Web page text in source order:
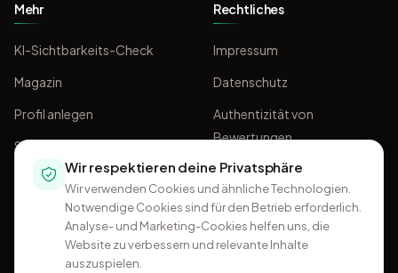
Mehr
KI-Sichtbarkeits-Check
Magazin
Profil anlegen
Sponsoring
Rechtliches
Impressum
Datenschutz
Authentizität von
Bewertungen
AGB
Wir respektieren deine Privatsphäre
Wir verwenden Cookies und ähnliche Technologien.
Notwendige Cookies sind für den Betrieb erforderlich.
Analyse- und Marketing-Cookies helfen uns, die
Website zu verbessern und relevante Inhalte
auszuspielen.